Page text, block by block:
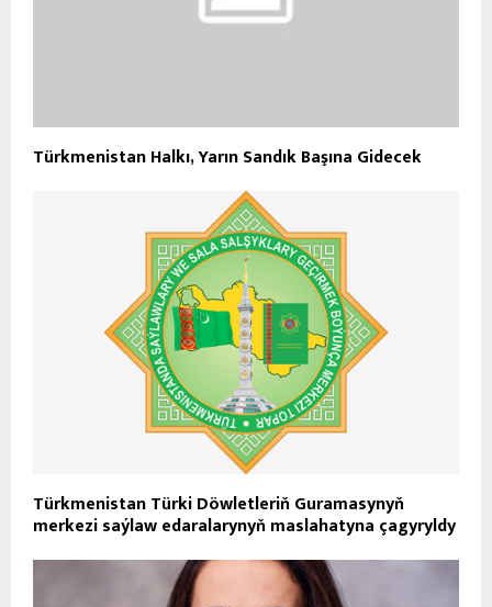
Türkmenistan Halkı, Yarın Sandık Başına Gidecek
Türkmenistan Türki Döwletleriň Guramasynyň
merkezi saýlaw edaralarynyň maslahatyna çagyryldy